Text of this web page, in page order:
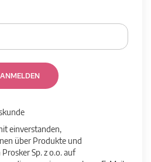
ANMELDEN
einverstanden,
über Produkte und
Sp. z o.o. auf